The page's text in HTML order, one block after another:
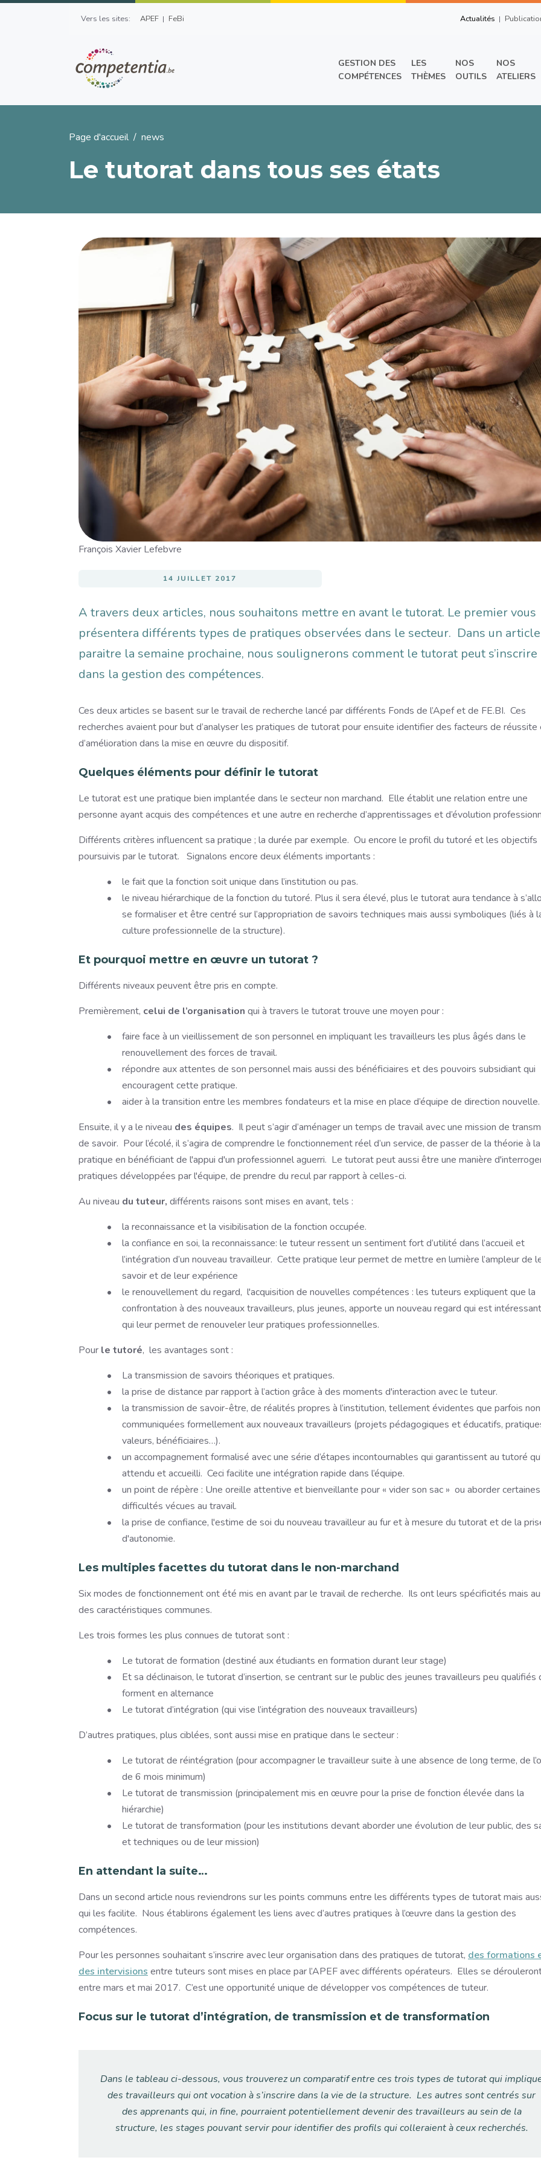
Aller au contenu principal
Vers les sites: Top Left Menu
APEF FeBi Top Right
Actualités
Main menu
GESTION DES
COMPÉTENCES
LES
THÈMES
NOS
OUTILS
NOS
ATELIERS
Fil d'Ariane
Page d'accueil news
Le tutorat dans tous ses états
Image
François Xavier Lefebvre
14 JUILLET 2017
A travers deux articles, nous souhaitons mettre en avant le tutorat. Le premier vous
présentera différents types de pratiques observées dans le secteur. Dans un
paraitre la semaine prochaine, nous soulignerons comment le tutorat peut s’inscrire
dans la gestion des compétences.
Ces deux articles se basent sur le travail de recherche lancé par différents Fonds de l’Apef et de FE.BI. Ces
recherches avaient pour but d’analyser les pratiques de tutorat pour ensuite identifier des facteurs de réussite
d’amélioration dans la mise en œuvre du dispositif.
Quelques éléments pour définir le tutorat
Le tutorat est une pratique bien implantée dans le secteur non marchand. Elle établit une relation entre une
personne ayant acquis des compétences et une autre en recherche d’apprentissages et d’évolution
Différents critères influencent sa pratique ; la durée par exemple. Ou encore le profil du tutoré et les objectifs
poursuivis par le tutorat. Signalons encore deux éléments importants :
le fait que la fonction soit unique dans l’institution ou pas.
le niveau hiérarchique de la fonction du tutoré. Plus il sera élevé, plus le tutorat aura tendance à
se formaliser et être centré sur l’appropriation de savoirs techniques mais aussi symboliques (liés à
culture professionnelle de la structure).
Et pourquoi mettre en œuvre un tutorat ?
Différents niveaux peuvent être pris en compte.
Premièrement, celui de l’organisation qui à travers le tutorat trouve une moyen pour :
faire face à un vieillissement de son personnel en impliquant les travailleurs les plus âgés dans le
renouvellement des forces de travail.
répondre aux attentes de son personnel mais aussi des bénéficiaires et des pouvoirs subsidiant qui
encouragent cette pratique.
aider à la transition entre les membres fondateurs et la mise en place d’équipe de direction nouvelle.
Ensuite, il y a le niveau des équipes. Il peut s’agir d’aménager un temps de travail avec une mission de
de savoir. Pour l’écolé, il s’agira de comprendre le fonctionnement réel d’un service, de passer de la théorie à la
pratique en bénéficiant de l'appui d'un professionnel aguerri. Le tutorat peut aussi être une manière
pratiques développées par l'équipe, de prendre du recul par rapport à celles-ci.
Au niveau du tuteur, différents raisons sont mises en avant, tels :
la reconnaissance et la visibilisation de la fonction occupée.
la confiance en soi, la reconnaissance: le tuteur ressent un sentiment fort d’utilité dans l’accueil et
l’intégration d’un nouveau travailleur. Cette pratique leur permet de mettre en lumière l’ampleur de
savoir et de leur expérience
le renouvellement du regard, l'acquisition de nouvelles compétences : les tuteurs expliquent que la
confrontation à des nouveaux travailleurs, plus jeunes, apporte un nouveau regard qui est
qui leur permet de renouveler leur pratiques professionnelles.
Pour le tutoré, les avantages sont :
La transmission de savoirs théoriques et pratiques.
la prise de distance par rapport à l’action grâce à des moments d'interaction avec le tuteur.
la transmission de savoir-être, de réalités propres à l’institution, tellement évidentes que parfois non
communiquées formellement aux nouveaux travailleurs (projets pédagogiques et éducatifs,
valeurs, bénéficiaires…).
un accompagnement formalisé avec une série d’étapes incontournables qui garantissent au tutoré
attendu et accueilli. Ceci facilite une intégration rapide dans l’équipe.
un point de répère : Une oreille attentive et bienveillante pour « vider son sac » ou aborder certaines
difficultés vécues au travail.
la prise de confiance, l'estime de soi du nouveau travailleur au fur et à mesure du tutorat et de la
d'autonomie.
Les multiples facettes du tutorat dans le non-marchand
Six modes de fonctionnement ont été mis en avant par le travail de recherche. Ils ont leurs spécificités mais
des caractéristiques communes.
Les trois formes les plus connues de tutorat sont :
Le tutorat de formation (destiné aux étudiants en formation durant leur stage)
Et sa déclinaison, le tutorat d’insertion, se centrant sur le public des jeunes travailleurs peu qualifiés
forment en alternance
Le tutorat d’intégration (qui vise l’intégration des nouveaux travailleurs)
D’autres pratiques, plus ciblées, sont aussi mise en pratique dans le secteur :
Le tutorat de réintégration (pour accompagner le travailleur suite à une absence de long terme, de
de 6 mois minimum)
Le tutorat de transmission (principalement mis en œuvre pour la prise de fonction élevée dans la
hiérarchie)
Le tutorat de transformation (pour les institutions devant aborder une évolution de leur public, des
et techniques ou de leur mission)
En attendant la suite…
Dans un second article nous reviendrons sur les points communs entre les différents types de tutorat mais
qui les facilite. Nous établirons également les liens avec d’autres pratiques à l’œuvre dans la gestion des
compétences.
Pour les personnes souhaitant s’inscrire avec leur organisation dans des pratiques de tutorat, des formations
des intervisions entre tuteurs sont mises en place par l’APEF avec différents opérateurs. Elles se
entre mars et mai 2017. C’est une opportunité unique de développer vos compétences de tuteur.
Focus sur le tutorat d’intégration, de transmission et de transformation
Dans le tableau ci-dessous, vous trouverez un comparatif entre ces trois types de tutorat qui
des travailleurs qui ont vocation à s’inscrire dans la vie de la structure. Les autres sont centrés sur
des apprenants qui, in fine, pourraient potentiellement devenir des travailleurs au sein de la
structure, les stages pouvant servir pour identifier des profils qui colleraient à ceux recherchés.